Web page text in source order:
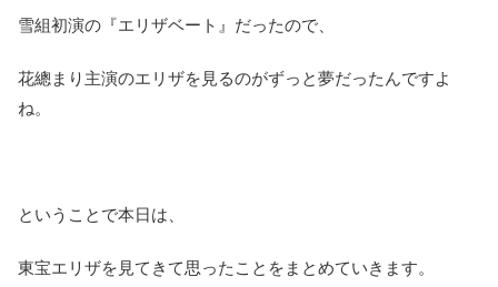
雪組初演の『エリザベート』だったので、
花總まり主演のエリザを見るのがずっと夢だったんですよ
ね。
ということで本日は、
東宝エリザを見てきて思ったことをまとめていきます。